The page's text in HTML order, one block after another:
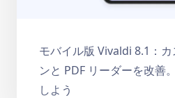
モバイル版 Vivaldi 8.1：
ンと PDF リーダーを改善
しよう